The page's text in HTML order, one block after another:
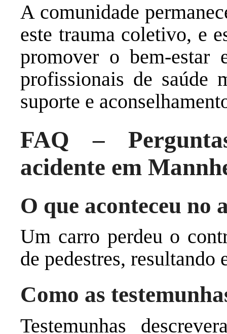
A comunidade
este trauma coletivo, e
promover o bem-estar
profissionais de saúde
suporte e
FAQ –
acidente em
O que aconteceu no
Um carro perdeu o
de pedestres,
Como as
Testemunhas